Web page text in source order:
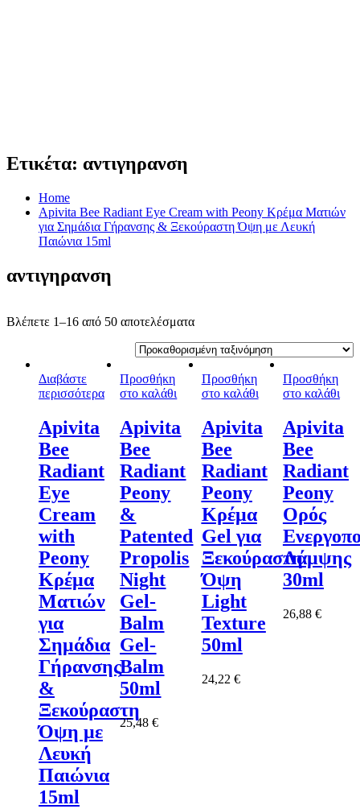
Ετικέτα: αντιγηρανση
Home
Apivita Bee Radiant Eye Cream with Peony Κρέμα Ματιών
για Σημάδια Γήρανσης & Ξεκούραστη Όψη με Λευκή
Παιώνια 15ml
αντιγηρανση
Βλέπετε 1–16 από 50 αποτελέσματα
Διαβάστε
περισσότερα
Apivita
Bee
Radiant
Eye
Cream
with
Peony
Κρέμα
Ματιών
για
Σημάδια
Γήρανσης
&
Ξεκούραστη
Όψη με
Λευκή
Παιώνια
15ml
Προσθήκη
στο καλάθι
Apivita
Bee
Radiant
Peony
&
Patented
Propolis
Night
Gel-
Balm
Gel-
Balm
50ml
25,48€
Προσθήκη
στο καλάθι
Apivita
Bee
Radiant
Peony
Kρέμα
Gel για
Ξεκούραστη
Όψη
Light
Texture
50ml
24,22 €
Προσθήκη
στο καλάθι
Apivita
Bee
Radiant
Peony
Oρός
Λάμψης
30ml
26,88 €